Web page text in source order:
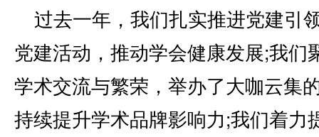
过去一年，我们扎实推进党建引
党建活动，推动学会健康发展;我们
学术交流与繁荣，举办了大咖云集
持续提升学术品牌影响力;我们着力